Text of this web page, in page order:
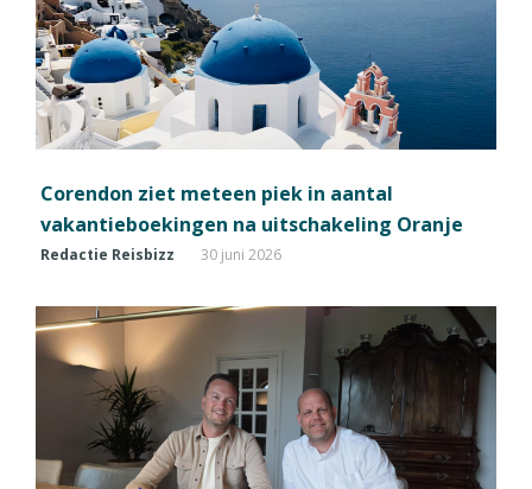
Corendon ziet meteen piek in aantal
vakantieboekingen na uitschakeling Oranje
Redactie Reisbizz 30 juni 2026